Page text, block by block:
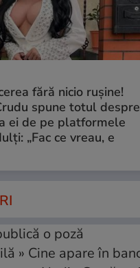
fără nicio rușine!
spune totul despre
ei de pe platformele
„Fac ce vreau, e